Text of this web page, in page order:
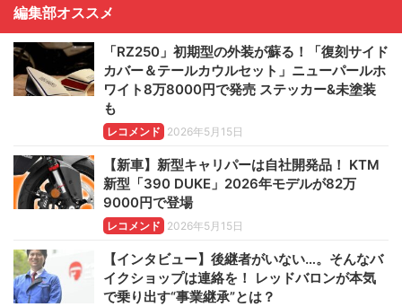
編集部オススメ
「RZ250」初期型の外装が蘇る！「復刻サイド
カバー＆テールカウルセット」ニューパールホ
ワイト8万8000円で発売 ステッカー&未塗装
も
レコメンド 2026年5月15日
【新車】新型キャリパーは自社開発品！ KTM
新型「390 DUKE」2026年モデルが82万
9000円で登場
レコメンド 2026年5月15日
【インタビュー】後継者がいない…。そんなバ
イクショップは連絡を！ レッドバロンが本気
で乗り出す“事業継承”とは？